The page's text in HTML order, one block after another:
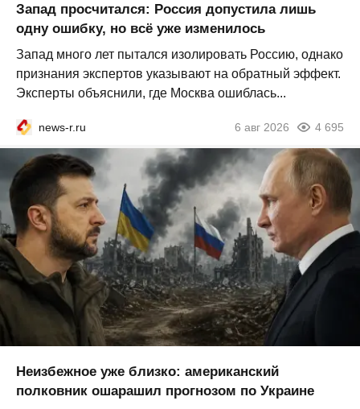
Запад просчитался: Россия допустила лишь
одну ошибку, но всё уже изменилось
Запад много лет пытался изолировать Россию, однако
признания экспертов указывают на обратный эффект.
Эксперты объяснили, где Москва ошиблась...
news-r.ru 6 авг 2026 4 695
Неизбежное уже близко: американский
полковник ошарашил прогнозом по Украине